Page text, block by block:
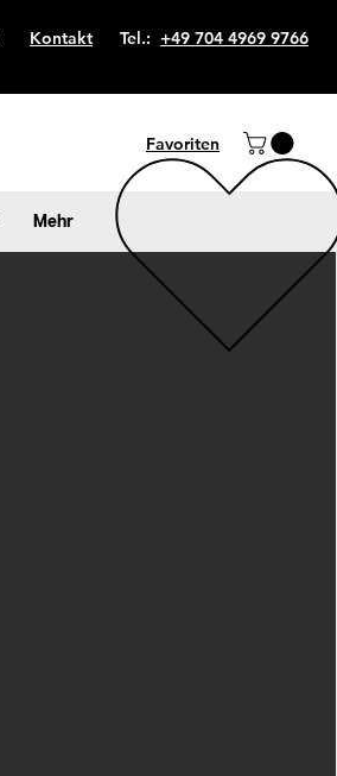
Kontakt Tel.: +49 704 4969 9766
Favoriten
Mehr